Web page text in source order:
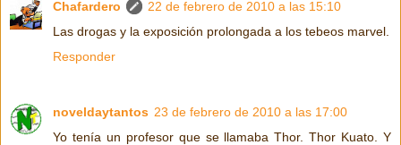
Chafardero
22 de febrero de 2010 a las 15:10
Las drogas y la exposición prolongada a los tebeos marvel.
Responder
noveldaytantos 23 de febrero de 2010 a las 17:00
Yo tenía un profesor que se llamaba Thor. Thor Kuato. Y